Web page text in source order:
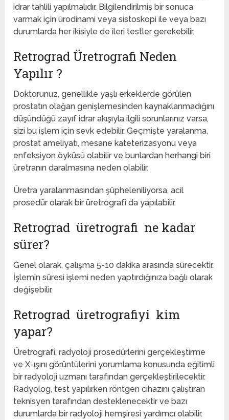
idrar tahlili yapılmalıdır. Bilgilendirilmiş bir sonuca
varmak için ürodinami veya sistoskopi ile veya bazı
durumlarda her ikisiyle de ileri testler gerekebilir.
Retrograd Üretrografi Neden
Yapılır ?
Doktorunuz, genellikle yaşlı erkeklerde görülen
prostatın olağan genişlemesinden kaynaklanmadığını
düşündüğü zayıf idrar akışıyla ilgili sorunlarınız varsa,
sizi bu işlem için sevk edebilir. Geçmişte yaralanma,
prostat ameliyatı, mesane kateterizasyonu veya
enfeksiyon öyküsü olabilir ve bunlardan herhangi biri
üretranın daralmasına neden olabilir.
Üretra yaralanmasından şüpheleniliyorsa, acil
prosedür olarak bir üretrografi da yapılabilir.
Retrograd üretrografi ne kadar
sürer?
Genel olarak, çalışma 5-10 dakika arasında sürecektir.
İşlemin süresi işlemi neden yaptırdığınıza bağlı olarak
değişebilir.
Retrograd üretrografiyi kim
yapar?
Üretrografi, radyoloji prosedürlerini gerçekleştirme
ve X-ışını görüntülerini yorumlama konusunda eğitimli
bir radyoloji uzmanı tarafından gerçekleştirilecektir.
Radyolog, test yapılırken röntgen cihazını çalıştıran
teknisyen tarafından desteklenecektir ve bazı
durumlarda bir radyoloji hemşiresi yardımcı olabilir.